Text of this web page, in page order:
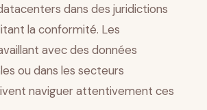
dans des juridictions
la conformité. Les
avec des données
ou dans les secteurs
naviguer attentivement ces